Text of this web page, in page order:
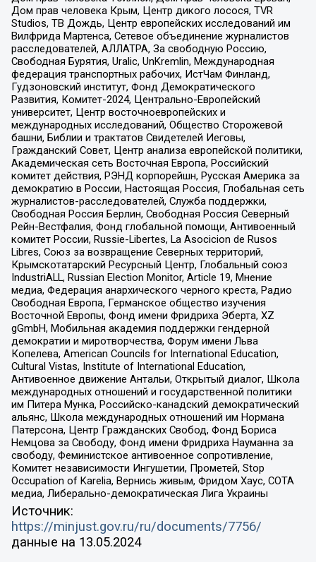
Дом прав человека Крым, Центр дикого лосося, TVR
Studios, ТВ Дождь, Центр европейских исследований им
Вилфрида Мартенса, Сетевое объединение журналистов
расследователей, АЛЛАТРА, За свободную Россию,
Свободная Бурятия, Uralic, UnKremlin, Международная
федерация транспортных рабочих, ИстЧам Финланд,
Гудзоновский институт, Фонд Демократического
Развития, Комитет-2024, Центрально-Европейский
университет, Центр восточноевропейских и
международных исследований, Общество Сторожевой
башни, Библии и трактатов Свидетелей Иеговы,
Гражданский Совет, Центр анализа европейской политики,
Академическая сеть Восточная Европа, Российский
комитет действия, РЭНД корпорейшн, Русская Америка за
демократию в России, Настоящая Россия, Глобальная сеть
журналистов-расследователей, Служба поддержки,
Свободная Россия Берлин, Свободная Россия Северный
Рейн-Вестфалия, Фонд глобальной помощи, Антивоенный
комитет России, Russie-Libertes, La Asocicion de Rusos
Libres, Союз за возвращение Северных территорий,
Крымскотатарский Ресурсный Центр, Глобальный союз
IndustriALL, Russian Election Monitor, Article 19, Мнение
медиа, Федерация анархического черного креста, Радио
Свободная Европа, Германское общество изучения
Восточной Европы, Фонд имени Фридриха Эберта, XZ
gGmbH, Мобильная академия поддержки гендерной
демократии и миротворчества, Форум имени Льва
Копелева, American Councils for International Education,
Cultural Vistas, Institute of International Education,
Антивоенное движение Антальи, Открытый диалог, Школа
международных отношений и государственной политики
им Питера Мунка, Российско-канадский демократический
альянс, Школа международных отношений им Нормана
Патерсона, Центр Гражданских Свобод, Фонд Бориса
Немцова за Свободу, Фонд имени Фридриха Науманна за
свободу, Феминистское антивоенное сопротивление,
Комитет независимости Ингушетии, Прометей, Stop
Occupation of Karelia, Вернись живым, Фридом Хаус, СОТА
медиа, Либерально-демократическая Лига Украины
Источник:
https://minjust.gov.ru/ru/documents/7756/
данные на 13.05.2024